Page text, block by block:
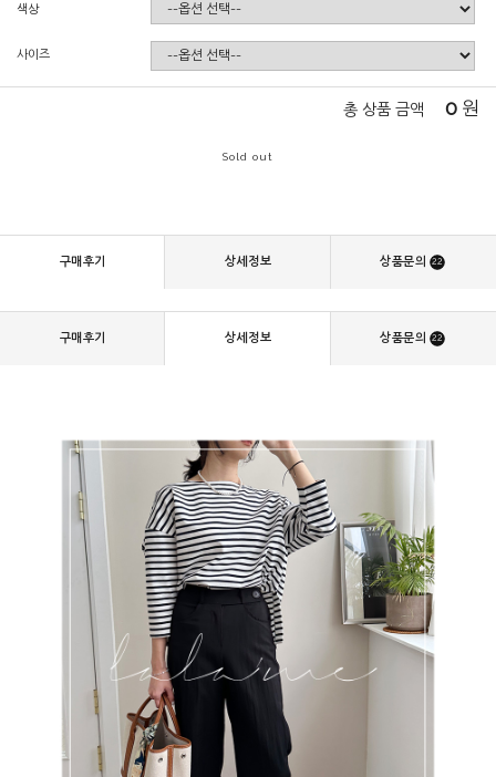
색상
사이즈
총 상품 금액 0 원
Sold out
구매후기 상세정보 상품문의 22
구매후기 상세정보 상품문의 22